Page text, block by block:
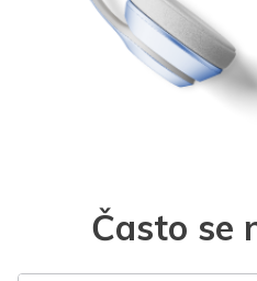
Často se